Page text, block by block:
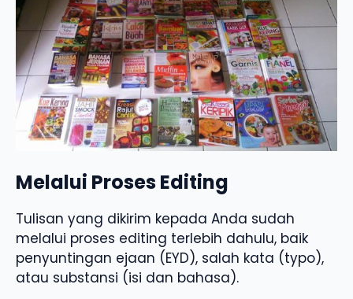
Melalui Proses Editing
Tulisan yang dikirim kepada Anda sudah
melalui proses editing terlebih dahulu, baik
penyuntingan ejaan (EYD), salah kata (typo),
atau substansi (isi dan bahasa).